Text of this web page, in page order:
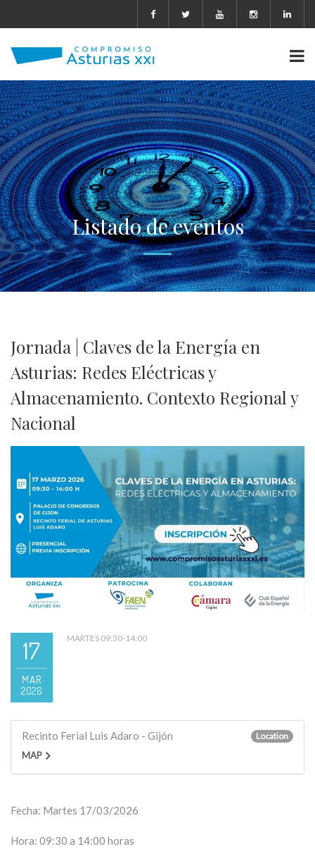
Listado de eventos
Jornada | Claves de la Energía en
Asturias: Redes Eléctricas y
Almacenamiento. Contexto Regional y
Nacional
17
MAR
2026
MARTES 09:30-14:00
Recinto Ferial Luis Adaro - Gijón Location
MAP
Fecha: Martes 17/03/2026
Hora: 09:30 a 14:00 horas